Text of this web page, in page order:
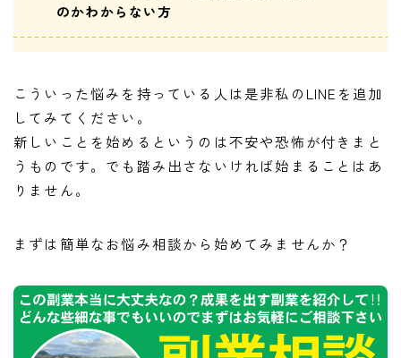
のかわからない方
こういった悩みを持っている人は是非私のLINEを追加
してみてください。
新しいことを始めるというのは不安や恐怖が付きまと
うものです。でも踏み出さないければ始まることはあ
りません。
まずは簡単なお悩み相談から始めてみませんか？